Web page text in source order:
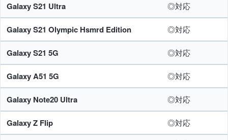
Galaxy S21 Ultra ◎対応
Galaxy S21 Olympic Hsmrd Edition ◎対応
Galaxy S21 5G ◎対応
Galaxy A51 5G ◎対応
Galaxy Note20 Ultra ◎対応
Galaxy Z Flip ◎対応